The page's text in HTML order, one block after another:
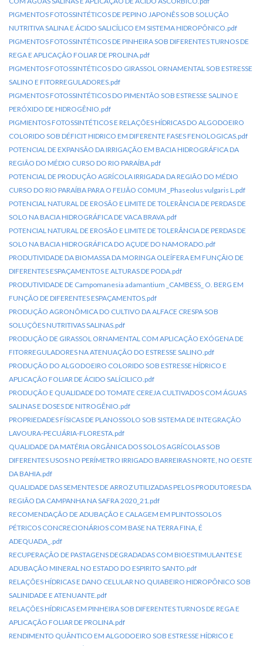
PIGMENTOS FOTOSSINTÉTICOS DE PEPINO JAPONÊS SOB SOLUÇÃO
NUTRITIVA SALINA E ÁCIDO SALICÍLICO EM SISTEMA HIDROPÔNICO.pdf
PIGMENTOS FOTOSSINTÉTICOS DE PINHEIRA SOB DIFERENTES TURNOS DE
REGA E APLICAÇÃO FOLIAR DE PROLINA.pdf
PIGMENTOS FOTOSSINTÉTICOS DO GIRASSOL ORNAMENTAL SOB ESTRESSE
SALINO E FITORREGULADORES.pdf
PIGMENTOS FOTOSSINTÉTICOS DO PIMENTÃO SOB ESTRESSE SALINO E
PERÓXIDO DE HIDROGÊNIO.pdf
PIGMIENTOS FOTOSSINTÉTICOS E RELAÇÕES HÍDRICAS DO ALGODOEIRO
COLORIDO SOB DÉFICIT HIDRICO EM DIFERENTE FASES FENOLOGICAS.pdf
POTENCIAL DE EXPANSÃO DA IRRIGAÇÃO EM BACIA HIDROGRÁFICA DA
REGIÃO DO MÉDIO CURSO DO RIO PARAÍBA.pdf
POTENCIAL DE PRODUÇÃO AGRÍCOLA IRRIGADA DA REGIÃO DO MÉDIO
CURSO DO RIO PARAÍBA PARA O FEIJÃO COMUM _Phaseolus vulgaris L.pdf
POTENCIAL NATURAL DE EROSÃO E LIMITE DE TOLERÂNCIA DE PERDAS DE
SOLO NA BACIA HIDROGRÁFICA DE VACA BRAVA.pdf
POTENCIAL NATURAL DE EROSÃO E LIMITE DE TOLERÂNCIA DE PERDAS DE
SOLO NA BACIA HIDROGRÁFICA DO AÇUDE DO NAMORADO.pdf
PRODUTIVIDADE DA BIOMASSA DA MORINGA OLEÍFERA EM FUNÇÃIO DE
DIFERENTES ESPAÇAMENTOS E ALTURAS DE PODA.pdf
PRODUTIVIDADE DE Campomanesia adamantium _CAMBESS_ O. BERG EM
FUNÇÃO DE DIFERENTES ESPAÇAMENTOS.pdf
PRODUÇÃO AGRONÕMICA DO CULTIVO DA ALFACE CRESPA SOB
SOLUÇÕES NUTRITIVAS SALINAS.pdf
PRODUÇÃO DE GIRASSOL ORNAMENTAL COM APLICAÇÃO EXÓGENA DE
FITORREGULADORES NA ATENUAÇÃO DO ESTRESSE SALINO.pdf
PRODUÇÃO DO ALGODOEIRO COLORIDO SOB ESTRESSE HÍDRICO E
APLICAÇÃO FOLIAR DE ÁCIDO SALÍCILICO.pdf
PRODUÇÃO E QUALIDADE DO TOMATE CEREJA CULTIVADOS COM ÁGUAS
SALINAS E DOSES DE NITROGÊNIO.pdf
PROPRIEDADES FÍSICAS DE PLANOSSOLO SOB SISTEMA DE INTEGRAÇÃO
LAVOURA-PECUÁRIA-FLORESTA.pdf
QUALIDADE DA MATÉRIA ORGÂNICA DOS SOLOS AGRÍCOLAS SOB
DIFERENTES USOS NO PERÍMETRO IRRIGADO BARREIRAS NORTE, NO OESTE
DA BAHIA.pdf
QUALIDADE DAS SEMENTES DE ARROZ UTILIZADAS PELOS PRODUTORES DA
REGIÃO DA CAMPANHA NA SAFRA 2020_21.pdf
RECOMENDAÇÃO DE ADUBAÇÃO E CALAGEM EM PLINTOSSOLOS
PÉTRICOS CONCRECIONÁRIOS COM BASE NA TERRA FINA, É
ADEQUADA_.pdf
RECUPERAÇÃO DE PASTAGENS DEGRADADAS COM BIOESTIMULANTES E
ADUBAÇÃO MINERAL NO ESTADO DO ESPIRITO SANTO.pdf
RELAÇÕES HÍDRICAS E DANO CELULAR NO QUIABEIRO HIDROPÔNICO SOB
SALINIDADE E ATENUANTE.pdf
RELAÇÕES HÍDRICAS EM PINHEIRA SOB DIFERENTES TURNOS DE REGA E
APLICAÇÃO FOLIAR DE PROLINA.pdf
RENDIMENTO QUÂNTICO EM ALGODOEIRO SOB ESTRESSE HÍDRICO E